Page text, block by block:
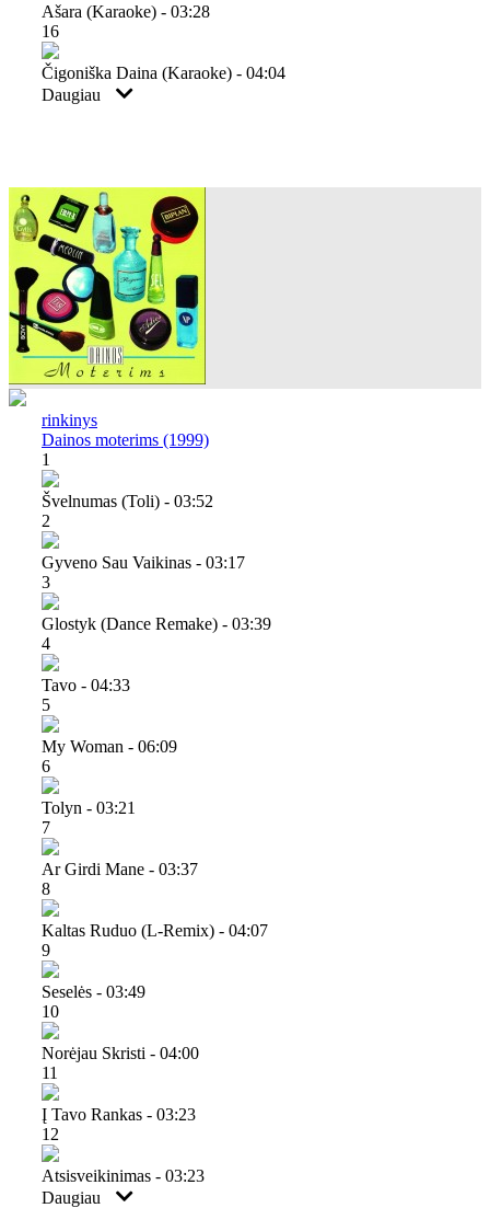
Ašara (karaoke) - 03:28
16
Čigoniška Daina (karaoke) - 04:04
Daugiau
rinkinys
Dainos moterims (1999)
1
Švelnumas (toli) - 03:52
2
Gyveno Sau Vaikinas - 03:17
3
Glostyk (dance Remake) - 03:39
4
Tavo - 04:33
5
My Woman - 06:09
6
Tolyn - 03:21
7
Ar Girdi Mane - 03:37
8
Kaltas Ruduo (l-Remix) - 04:07
9
Seselės - 03:49
10
Norėjau Skristi - 04:00
11
Į Tavo Rankas - 03:23
12
Atsisveikinimas - 03:23
Daugiau